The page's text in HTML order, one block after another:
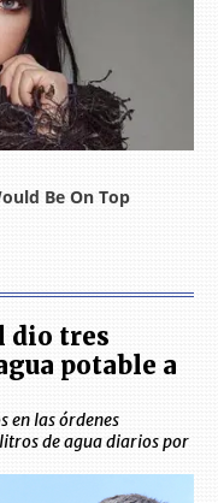
dio tres
potable a
las órdenes
de agua diarios por